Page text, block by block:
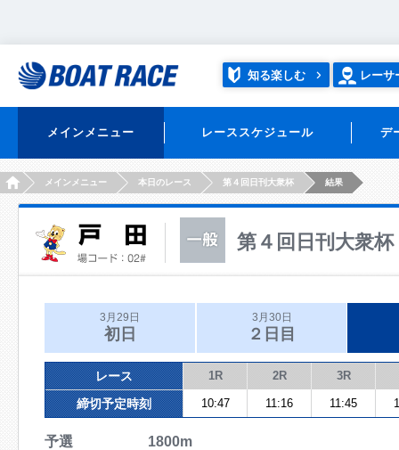
知る楽しむ レーサ
メインメニュー レーススケジュール デ
HOMEメインメニュー 本日のレース 第４回日刊大衆杯 結果
第４回日刊大衆杯
3月29日
初日
3月30日
２日目
レース 1R 2R 3R
締切予定時刻 10:47 11:16 11:45
予選 1800m